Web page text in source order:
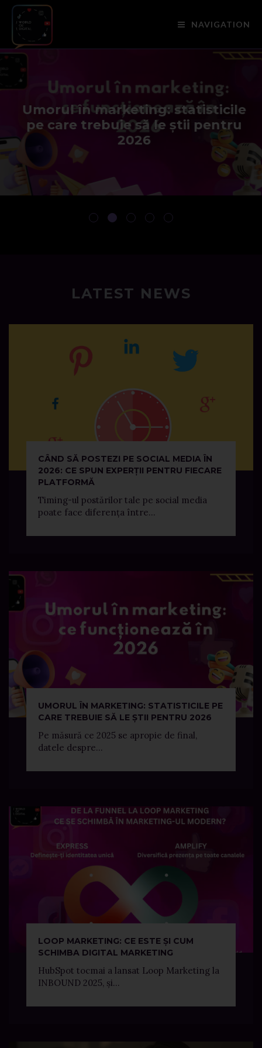
NAVIGATION
Umorul în marketing: statisticile
pe care trebuie să le știi pentru
2026
LATEST NEWS
CÂND SĂ POSTEZI PE SOCIAL MEDIA ÎN
2026: CE SPUN EXPERȚII PENTRU FIECARE
PLATFORMĂ
Timing-ul postărilor tale pe social media
poate face diferența între...
UMORUL ÎN MARKETING: STATISTICILE PE
CARE TREBUIE SĂ LE ȘTII PENTRU 2026
Pe măsură ce 2025 se apropie de final,
datele despre...
LOOP MARKETING: CE ESTE ȘI CUM
SCHIMBA DIGITAL MARKETING
HubSpot tocmai a lansat Loop Marketing la
INBOUND 2025, și...